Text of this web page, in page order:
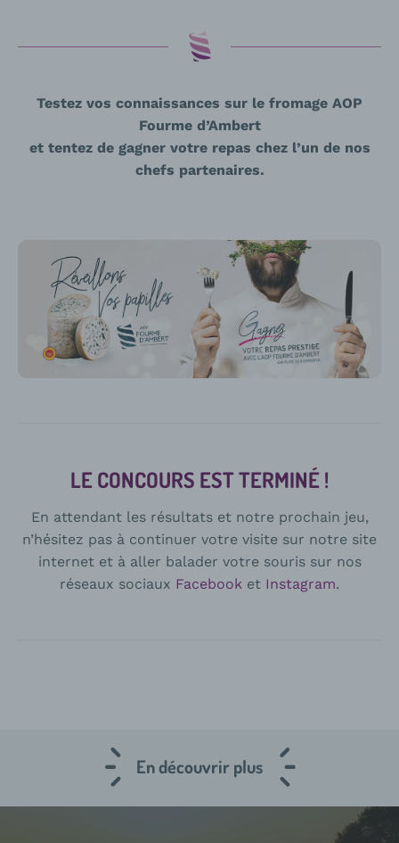
Testez vos connaissances sur le fromage AOP
Fourme d’Ambert
et tentez de gagner votre repas chez l’un de nos
chefs partenaires.
LE CONCOURS EST TERMINÉ !
En attendant les résultats et notre prochain jeu,
n’hésitez pas à continuer votre visite sur notre site
internet et à aller balader votre souris sur nos
réseaux sociaux Facebook et Instagram.
En découvrir plus